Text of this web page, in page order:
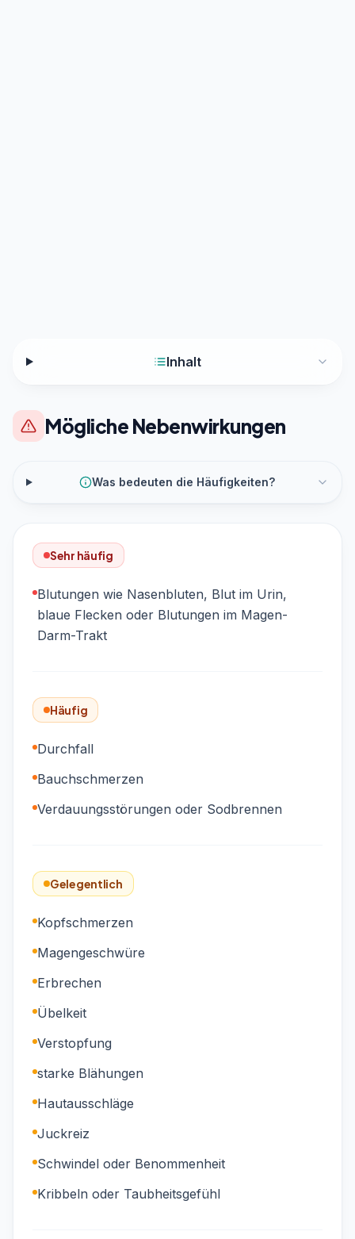
Inhalt
Mögliche Nebenwirkungen
Was bedeuten die Häufigkeiten?
Sehr häufig
Blutungen wie Nasenbluten, Blut im Urin,
blaue Flecken oder Blutungen im Magen-
Darm-Trakt
Häufig
Durchfall
Bauchschmerzen
Verdauungsstörungen oder Sodbrennen
Gelegentlich
Kopfschmerzen
Magengeschwüre
Erbrechen
Übelkeit
Verstopfung
starke Blähungen
Hautausschläge
Juckreiz
Schwindel oder Benommenheit
Kribbeln oder Taubheitsgefühl